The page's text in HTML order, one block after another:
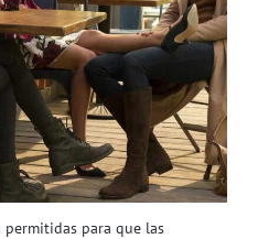
permitidas para que las